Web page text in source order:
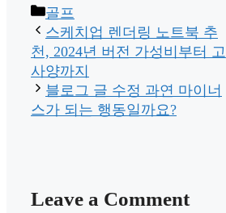
Categories
골프
스케치업 렌더링 노트북 추
천, 2024년 버전 가성비부터 고
사양까지
블로그 글 수정 과연 마이너
스가 되는 행동일까요?
Leave a Comment